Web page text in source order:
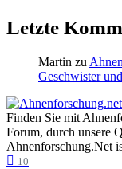
Letzte
Martin zu
Geschwister
Finden Sie mit
Forum, durch unsere
Ahnenforschung.Net
10